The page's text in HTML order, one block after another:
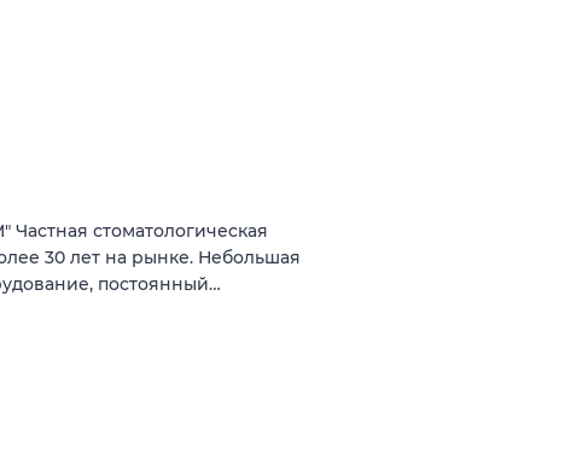
стоматологическая
30 лет на рынке. Небольшая
постоянный…